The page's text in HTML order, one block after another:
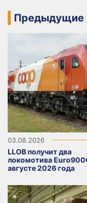
Предыдущие
03.08.2026
LLOB получит два
локомотива
августе 2026 года